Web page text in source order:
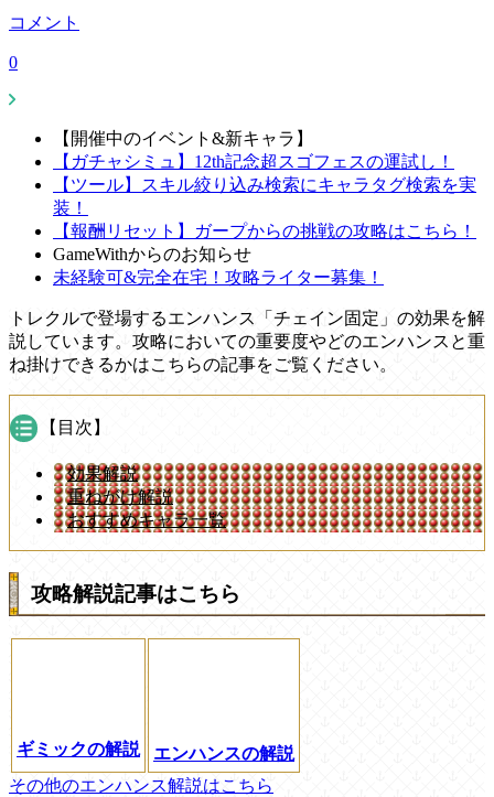
コメント
0
【開催中のイベント&新キャラ】
【ガチャシミュ】12th記念超スゴフェスの運試し！
【ツール】スキル絞り込み検索にキャラタグ検索を実
装！
【報酬リセット】ガープからの挑戦の攻略はこちら！
GameWithからのお知らせ
未経験可&完全在宅！攻略ライター募集！
トレクルで登場するエンハンス「チェイン固定」の効果を解
説しています。攻略においての重要度やどのエンハンスと重
ね掛けできるかはこちらの記事をご覧ください。
【目次】
効果解説
重ねがけ解説
おすすめキャラ一覧
攻略解説記事はこちら
ギミックの解説
エンハンスの解説
その他のエンハンス解説はこちら